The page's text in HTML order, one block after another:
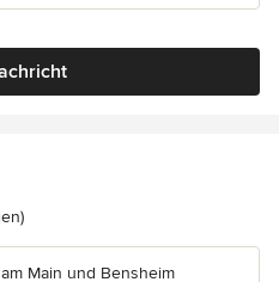
von 5 Sternen
Main und Bensheim